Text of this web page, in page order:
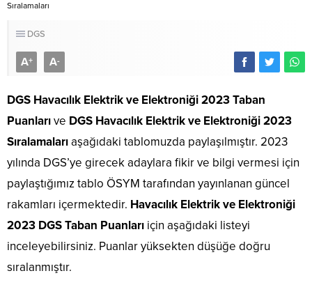
Sıralamaları
DGS
A+ A-
DGS Havacılık Elektrik ve Elektroniği 2023 Taban
Puanlarıve DGS Havacılık Elektrik ve Elektroniği 2023
Sıralamalarıaşağıdaki tablomuzda paylaşılmıştır. 2023
yılında DGS’ye girecek adaylara fikir ve bilgi vermesi için
paylaştığımız tablo ÖSYM tarafından yayınlanan güncel
rakamları içermektedir. Havacılık Elektrik ve Elektroniği
2023 DGS Taban Puanları için aşağıdaki listeyi
inceleyebilirsiniz. Puanlar yüksekten düşüğe doğru
sıralanmıştır.